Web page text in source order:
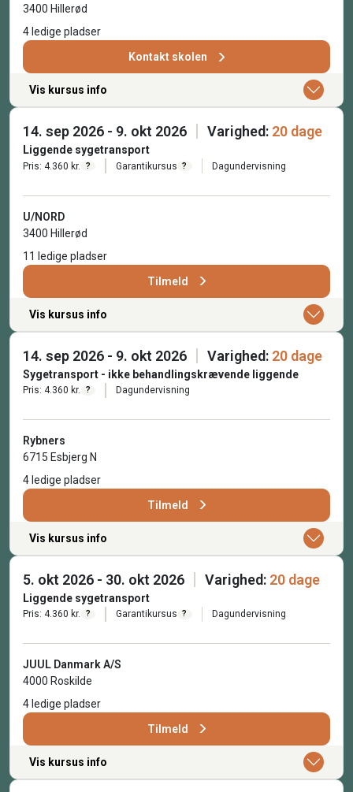
3400 Hillerød
4 ledige pladser
Kontakt skolen
Vis kursus info
14. sep 2026 - 9. okt 2026 Varighed: 20 dage
Liggende sygetransport
Pris: 4.360 kr. ? Garantikursus ? Dagundervisning
U/NORD
3400 Hillerød
11 ledige pladser
Tilmeld
Vis kursus info
14. sep 2026 - 9. okt 2026 Varighed: 20 dage
Sygetransport - ikke behandlingskrævende liggende
Pris: 4.360 kr. ? Dagundervisning
Rybners
6715 Esbjerg N
4 ledige pladser
Tilmeld
Vis kursus info
5. okt 2026 - 30. okt 2026 Varighed: 20 dage
Liggende sygetransport
Pris: 4.360 kr. ? Garantikursus ? Dagundervisning
JUUL Danmark A/S
4000 Roskilde
4 ledige pladser
Tilmeld
Vis kursus info